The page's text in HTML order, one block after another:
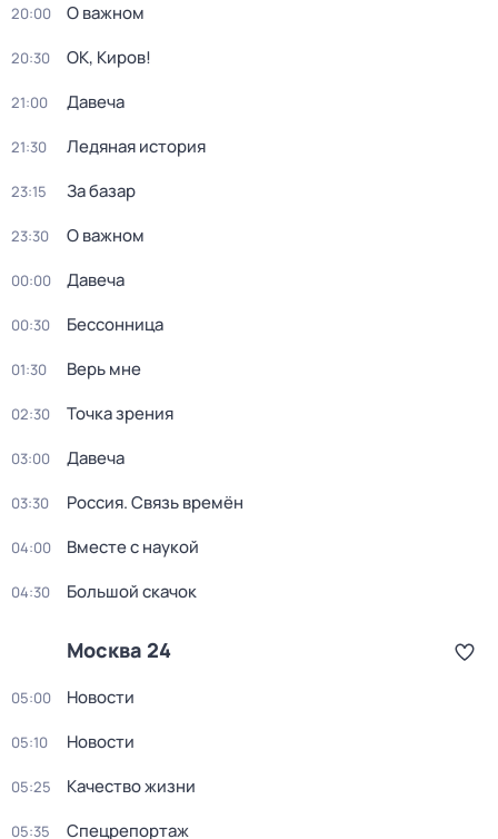
20:00 О важном
20:30 ОК, Киров!
21:00 Давеча
21:30 Ледяная история
23:15 За базар
23:30 О важном
00:00 Давеча
00:30 Бессонница
01:30 Верь мне
02:30 Точка зрения
03:00 Давеча
03:30 Россия. Связь времён
04:00 Вместе с наукой
04:30 Большой скачок
Москва 24
05:00 Новости
05:10 Новости
05:25 Качество жизни
05:35 Спецрепортаж